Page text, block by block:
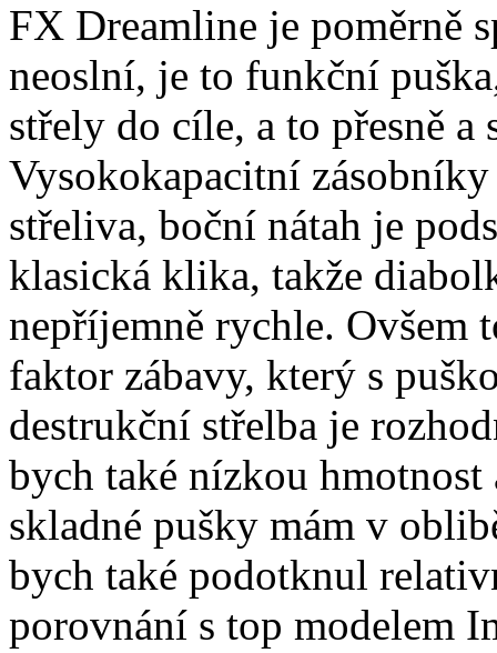
FX Dreamline je poměrně
neoslní, je to funkční
střely do cíle, a to přesně
Vysokokapacitní
střeliva, boční nátah je
klasická klika, takže
nepříjemně rychle. Ovšem
faktor zábavy, který s
destrukční střelba je
bych také nízkou
skladné pušky mám v
bych také podotknul
porovnání s top modelem